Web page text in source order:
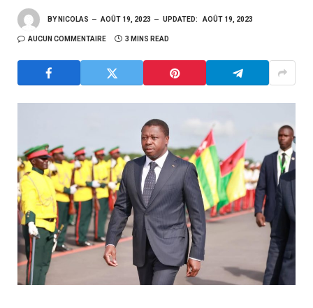
BY NICOLAS AOÛT 19, 2023 UPDATED: AOÛT 19, 2023
AUCUN COMMENTAIRE 3 MINS READ